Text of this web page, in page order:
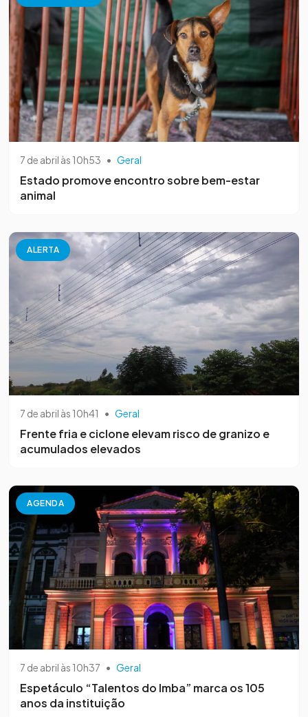
7 de abril às 10h53 • Geral
Estado promove encontro sobre bem-estar
animal
ALERTA
7 de abril às 10h41 • Geral
Frente fria e ciclone elevam risco de granizo e
acumulados elevados
AGENDA
7 de abril às 10h37 • Geral
Espetáculo “Talentos do Imba” marca os 105
anos da instituição